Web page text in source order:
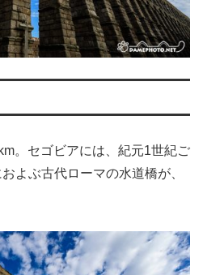
。セゴビアには、紀元1世紀ご
よぶ古代ローマの水道橋が、